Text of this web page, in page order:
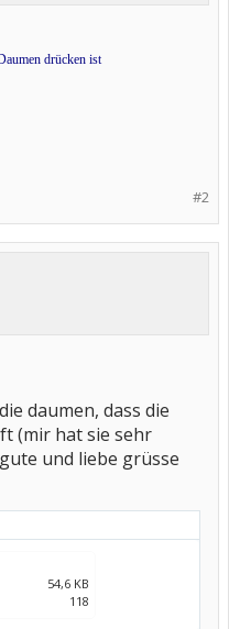
drücken ist
#2
daumen, dass die
(mir hat sie sehr
und liebe grüsse
54,6 KB
118